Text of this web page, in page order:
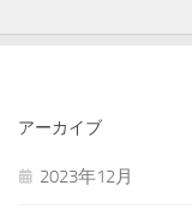
アーカイブ
2023年12月